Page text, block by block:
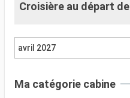
Croisière au départ de
avril 2027
Ma catégorie cabine